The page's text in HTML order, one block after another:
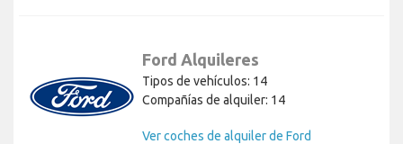
Ford Alquileres
Tipos de vehículos: 14
Compañías de alquiler: 14
Ver coches de alquiler de Ford